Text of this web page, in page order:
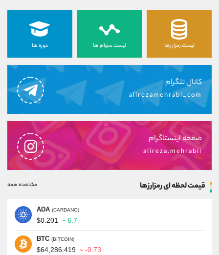
لیست رمزارزها لیست سهام ها دوره ها
کانال تلگرام
alirezamehrabi_com
صفحه اینستاگرام
alireza.mehrabii
قیمت لحظه ای رمزارزها مشاهده همه
ADA (CARDANO)
$0.201 6.7
BTC (BITCOIN)
$64,286.419 -0.73